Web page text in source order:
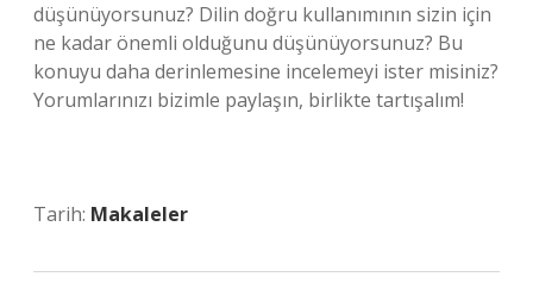
düşünüyorsunuz? Dilin doğru kullanımının sizin için
ne kadar önemli olduğunu düşünüyorsunuz? Bu
konuyu daha derinlemesine incelemeyi ister misiniz?
Yorumlarınızı bizimle paylaşın, birlikte tartışalım!
Tarih: Makaleler